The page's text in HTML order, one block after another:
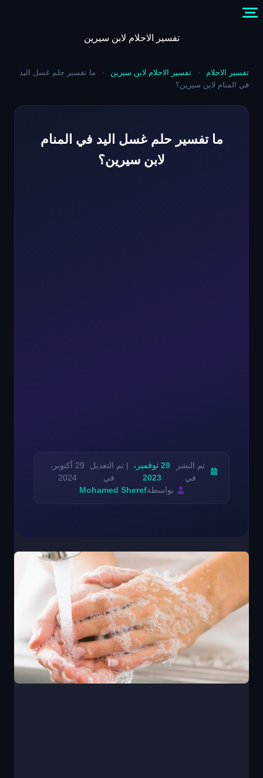
content
تفسير الاحلام لابن سيرين
تفسير الاحلام - تفسير الاحلام لابن سيرين -
ما تفسير حلم غسل اليد
في المنام لابن سيرين؟
ما تفسير حلم غسل اليد في المنام
لابن سيرين؟
تم النشر
في
29 نوفمبر،
2023
| تم التعديل
في
29 أكتوبر،
2024
بواسطةMohamed Sheref